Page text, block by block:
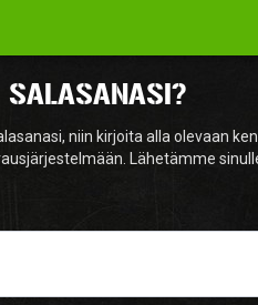
SALASANASI?
niin kirjoita alla olevaan
Lähetämme